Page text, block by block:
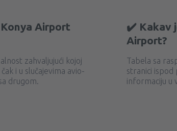
Airport
zahvaljujući kojoj
i u slučajevima avio-
drugom.
✔️ Kakav
Airport?
Tabela sa
stranici ispod
informaciju u